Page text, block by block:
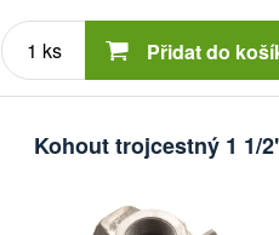
Počet
kusů Přidat do
Kohout trojcestný 1 1/